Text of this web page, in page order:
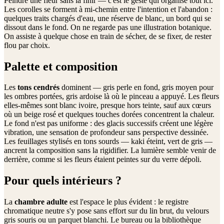
Les corolles se forment à mi-chemin entre l'intention et l'abandon :
quelques traits chargés d'eau, une réserve de blanc, un bord qui se
dissout dans le fond. On ne regarde pas une illustration botanique.
On assiste à quelque chose en train de sécher, de se fixer, de rester
flou par choix.
Palette et composition
Les tons cendrés dominent — gris perle en fond, gris moyen pour
les ombres portées, gris ardoise là où le pinceau a appuyé. Les fleurs
elles-mêmes sont blanc ivoire, presque hors teinte, sauf aux cœurs
où un beige rosé et quelques touches dorées concentrent la chaleur.
Le fond n'est pas uniforme : des glacis successifs créent une légère
vibration, une sensation de profondeur sans perspective dessinée.
Les feuillages stylisés en tons sourds — kaki éteint, vert de gris —
ancrent la composition sans la rigidifier. La lumière semble venir de
derrière, comme si les fleurs étaient peintes sur du verre dépoli.
Pour quels intérieurs ?
La chambre adulte est l'espace le plus évident : le registre
chromatique neutre s'y pose sans effort sur du lin brut, du velours
gris souris ou un parquet blanchi. Le bureau ou la bibliothèque